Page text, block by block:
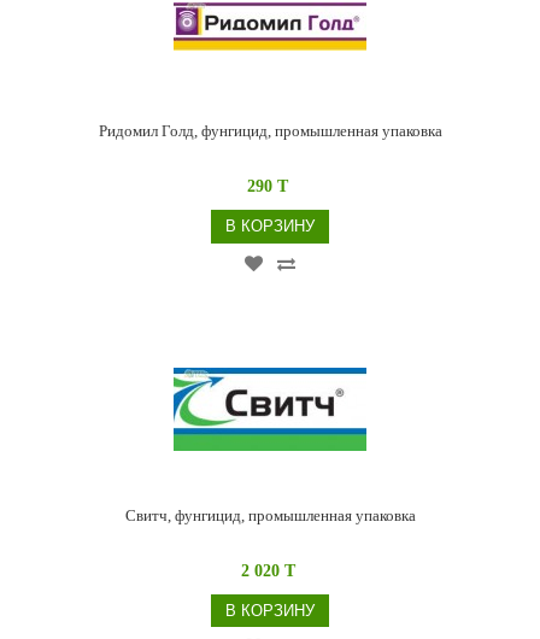
Ридомил Голд, фунгицид, промышленная упаковка
290 T
В КОРЗИНУ
Свитч, фунгицид, промышленная упаковка
2 020 T
В КОРЗИНУ